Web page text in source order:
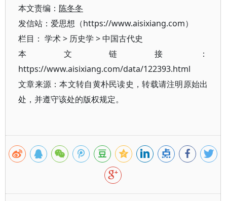
本文责编： 陈冬冬
发信站：爱思想（https://www.aisixiang.com）
栏目： 学术> 历史学 >中国古代史
本文链接：
https://www.aisixiang.com/data/122393.html
文章来源：本文转自黄朴民读史，转载请注明原始出
处，并遵守该处的版权规定。